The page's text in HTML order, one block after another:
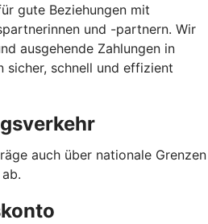
gute Beziehungen mit
und -partnern. Wir
ausgehende Zahlungen in
sicher, schnell und effizient
auch über nationale Grenzen